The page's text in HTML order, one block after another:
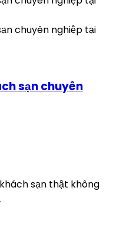
sạn chuyên
sạn thật không